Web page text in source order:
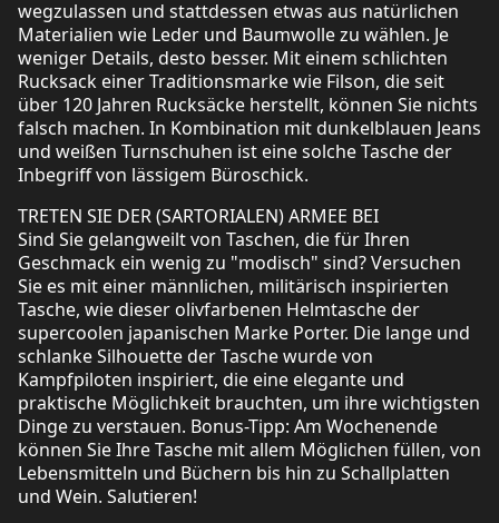
wegzulassen und stattdessen etwas aus natürlichen
Materialien wie Leder und Baumwolle zu wählen. Je
weniger Details, desto besser. Mit einem schlichten
Rucksack einer Traditionsmarke wie Filson, die seit
über 120 Jahren Rucksäcke herstellt, können Sie nichts
falsch machen. In Kombination mit dunkelblauen Jeans
und weißen Turnschuhen ist eine solche Tasche der
Inbegriff von lässigem Büroschick.
TRETEN SIE DER (SARTORIALEN) ARMEE BEI
Sind Sie gelangweilt von Taschen, die für Ihren
Geschmack ein wenig zu "modisch" sind? Versuchen
Sie es mit einer männlichen, militärisch inspirierten
Tasche, wie dieser olivfarbenen Helmtasche der
supercoolen japanischen Marke Porter. Die lange und
schlanke Silhouette der Tasche wurde von
Kampfpiloten inspiriert, die eine elegante und
praktische Möglichkeit brauchten, um ihre wichtigsten
Dinge zu verstauen. Bonus-Tipp: Am Wochenende
können Sie Ihre Tasche mit allem Möglichen füllen, von
Lebensmitteln und Büchern bis hin zu Schallplatten
und Wein. Salutieren!